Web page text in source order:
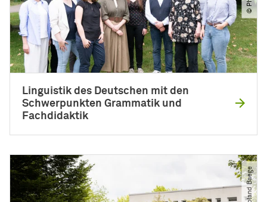
Linguistik des Deutschen mit den
Schwerpunkten Grammatik und
Fachdidaktik
© Roland Baege